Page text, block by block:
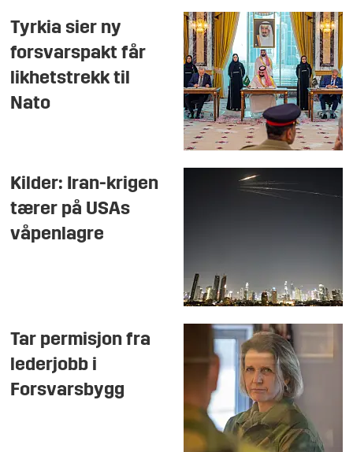
Tyrkia sier ny
forsvarspakt får
likhetstrekk til
Nato
Kilder: Iran-krigen
tærer på USAs
våpenlagre
Tar permisjon fra
lederjobb i
Forsvarsbygg